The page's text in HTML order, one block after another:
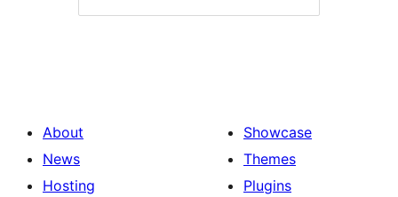
About
News
Hosting
Showcase
Themes
Plugins